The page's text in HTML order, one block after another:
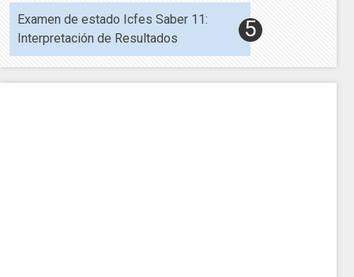
Examen de estado Icfes Saber 11:
Interpretación de Resultados